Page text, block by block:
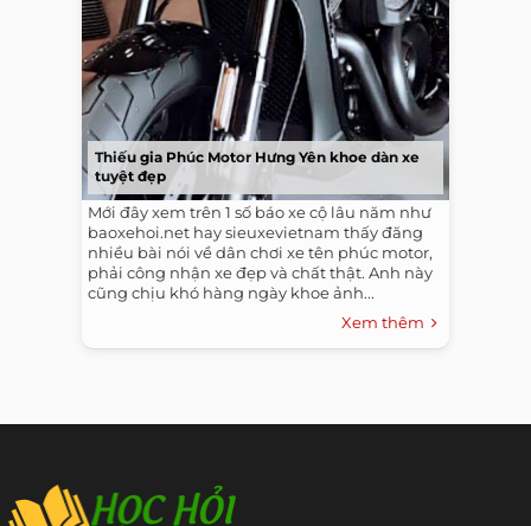
Thiếu gia Phúc Motor Hưng Yên khoe dàn xe
tuyệt đẹp
Mới đây xem trên 1 số báo xe cộ lâu năm như
baoxehoi.net hay sieuxevietnam thấy đăng
nhiều bài nói về dân chơi xe tên phúc motor,
phải công nhận xe đẹp và chất thật. Anh này
cũng chịu khó hàng ngày khoe ảnh...
Xem thêm